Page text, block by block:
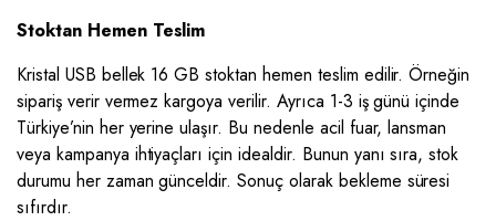
Stoktan Hemen Teslim
Kristal USB bellek 16 GB stoktan hemen teslim edilir. Örneğin
sipariş verir vermez kargoya verilir. Ayrıca 1-3 iş günü içinde
Türkiye’nin her yerine ulaşır. Bu nedenle acil fuar, lansman
veya kampanya ihtiyaçları için idealdir. Bunun yanı sıra, stok
durumu her zaman günceldir. Sonuç olarak bekleme süresi
sıfırdır.